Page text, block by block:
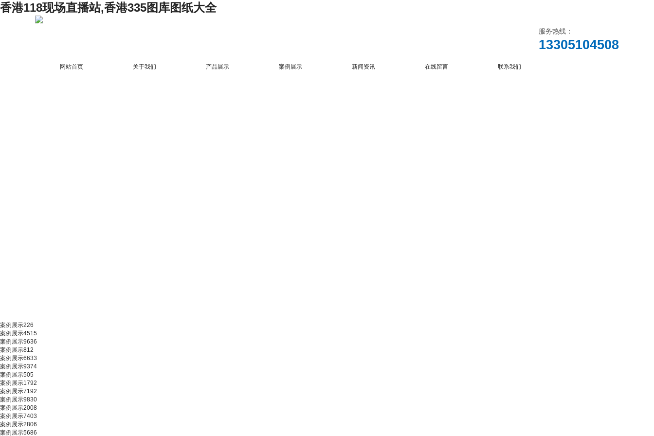
香港118现场直播站,香港335图库图纸大全
服务热线：
13305104508
网站首页 关于我们 产品展示 案例展示 新闻资讯 在线留言 联系我们
案例展示226
案例展示4515
案例展示9636
案例展示812
案例展示6633
案例展示9374
案例展示505
案例展示1792
案例展示7192
案例展示9830
案例展示2008
案例展示7403
案例展示2806
案例展示5686